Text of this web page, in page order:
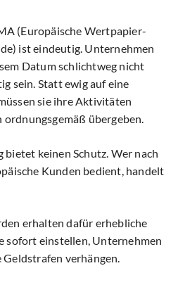
(Europäische Wertpapier-
ist eindeutig. Unternehmen
Datum schlichtweg nicht
sein. Statt ewig auf eine
sie ihre Aktivitäten
übergeben.
keinen Schutz. Wer nach
Kunden bedient, handelt
erhalten dafür erhebliche
sofort einstellen, Unternehmen
verhängen.